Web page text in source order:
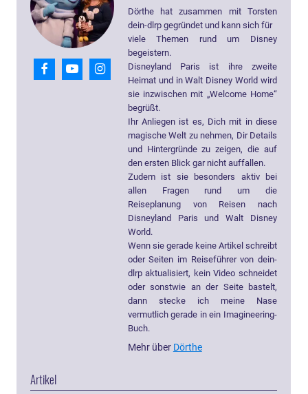
Dörthe hat zusammen mit Torsten
dein-dlrp gegründet und kann sich für
viele Themen rund um Disney
begeistern.
Disneyland Paris ist ihre zweite
Heimat und in Walt Disney World wird
sie inzwischen mit „Welcome Home“
begrüßt.
Ihr Anliegen ist es, Dich mit in diese
magische Welt zu nehmen, Dir Details
und Hintergründe zu zeigen, die auf
den ersten Blick gar nicht auffallen.
Zudem ist sie besonders aktiv bei
allen Fragen rund um die
Reiseplanung von Reisen nach
Disneyland Paris und Walt Disney
World.
Wenn sie gerade keine Artikel schreibt
oder Seiten im Reiseführer von dein-
dlrp aktualisiert, kein Video schneidet
oder sonstwie an der Seite bastelt,
dann stecke ich meine Nase
vermutlich gerade in ein Imagineering-
Buch.
Mehr über Dörthe
Artikel